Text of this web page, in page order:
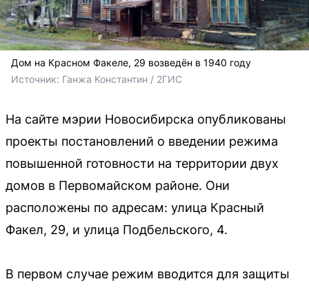
Дом на Красном Факеле, 29 возведён в 1940 году
Источник: Ганжа Константин / 2ГИС
На сайте мэрии Новосибирска опубликованы
проекты постановлений о введении режима
повышенной готовности на территории двух
домов в Первомайском районе. Они
расположены по адресам: улица Красный
Факел, 29, и улица Подбельского, 4.
В первом случае режим вводится для защиты